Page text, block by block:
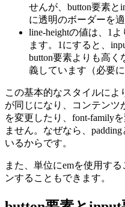
せんが、 button要素と
に透明のボーダーを適
line-heightの値は、 1 よ
ます。 1 にすると、
button要素よりも高く
義しています（必要に
この基本的なスタイルによ
が同じになり、コンテンツ
を変更したり、 font-family
ません。なぜなら、 padding
いるからです。
また、単位にemを使用す
ンすることもできます。